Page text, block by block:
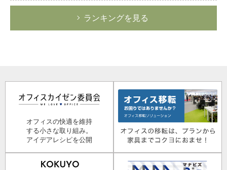
ランキングを見る
オフィスの快適を維持
する小さな取り組み。
アイデアレシピを公開